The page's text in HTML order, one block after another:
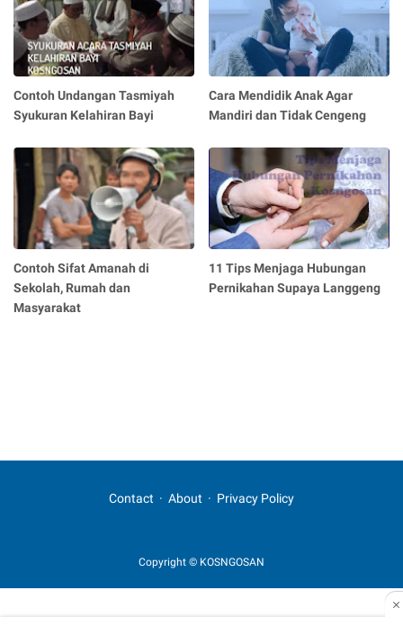
Contoh Undangan Tasmiyah
Syukuran Kelahiran Bayi
Cara Mendidik Anak Agar
Mandiri dan Tidak Cengeng
Contoh Sifat Amanah di
Sekolah, Rumah dan
Masyarakat
11 Tips Menjaga Hubungan
Pernikahan Supaya Langgeng
Contact About Privacy Policy
Copyright © KOSNGOSAN